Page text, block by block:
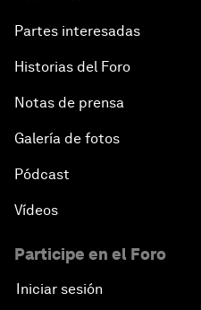
Partes interesadas
Historias del Foro
Notas de prensa
Galería de fotos
Pódcast
Vídeos
Participe en el Foro
Iniciar sesión